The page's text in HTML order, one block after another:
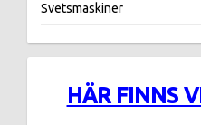
Svetsmaskiner
HÄR FINNS VI